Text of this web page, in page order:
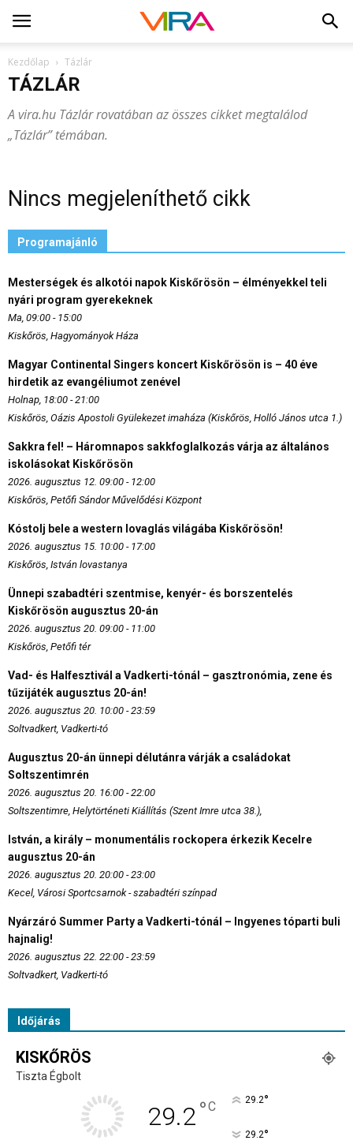
Kezdőlap Tázlár
TÁZLÁR
A vira.hu Tázlár rovatában az összes cikket megtalálod
„Tázlár” témában.
Nincs megjeleníthető cikk
Programajánló
Mesterségek és alkotói napok Kiskőrösön – élményekkel teli
nyári program gyerekeknek
Ma, 09:00 - 15:00
Kiskőrös, Hagyományok Háza
Magyar Continental Singers koncert Kiskőrösön is – 40 éve
hirdetik az evangéliumot zenével
Holnap, 18:00 - 21:00
Kiskőrös, Oázis Apostoli Gyülekezet imaháza (Kiskőrös, Holló János utca 1.)
Sakkra fel! – Háromnapos sakkfoglalkozás várja az általános
iskolásokat Kiskőrösön
2026. augusztus 12. 09:00 - 12:00
Kiskőrös, Petőfi Sándor Művelődési Központ
Kóstolj bele a western lovaglás világába Kiskőrösön!
2026. augusztus 15. 10:00 - 17:00
Kiskőrös, István lovastanya
Ünnepi szabadtéri szentmise, kenyér- és borszentelés
Kiskőrösön augusztus 20-án
2026. augusztus 20. 09:00 - 11:00
Kiskőrös, Petőfi tér
Vad- és Halfesztivál a Vadkerti-tónál – gasztronómia, zene és
tűzijáték augusztus 20-án!
2026. augusztus 20. 10:00 - 23:59
Soltvadkert, Vadkerti-tó
Augusztus 20-án ünnepi délutánra várják a családokat
Soltszentimrén
2026. augusztus 20. 16:00 - 22:00
Soltszentimre, Helytörténeti Kiállítás (Szent Imre utca 38.),
István, a király – monumentális rockopera érkezik Kecelre
augusztus 20-án
2026. augusztus 20. 20:00 - 23:00
Kecel, Városi Sportcsarnok - szabadtéri színpad
Nyárzáró Summer Party a Vadkerti-tónál – Ingyenes tóparti buli
hajnalig!
2026. augusztus 22. 22:00 - 23:59
Soltvadkert, Vadkerti-tó
Időjárás
KISKŐRÖS
Tiszta Égbolt
29.2°C 29.2°
29.2°